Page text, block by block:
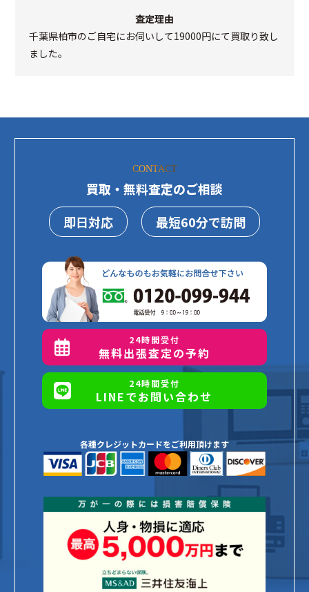
査定理由
千葉県柏市のご自宅にお伺いして19000円にて買取り致し
ました。
CONTACT
買取・無料査定のご相談
即日対応
最短60分で訪問
24時間受付
無料出張査定の予約
24時間受付
LINEでお問い合わせ
各種クレジットカードをご利用頂けます